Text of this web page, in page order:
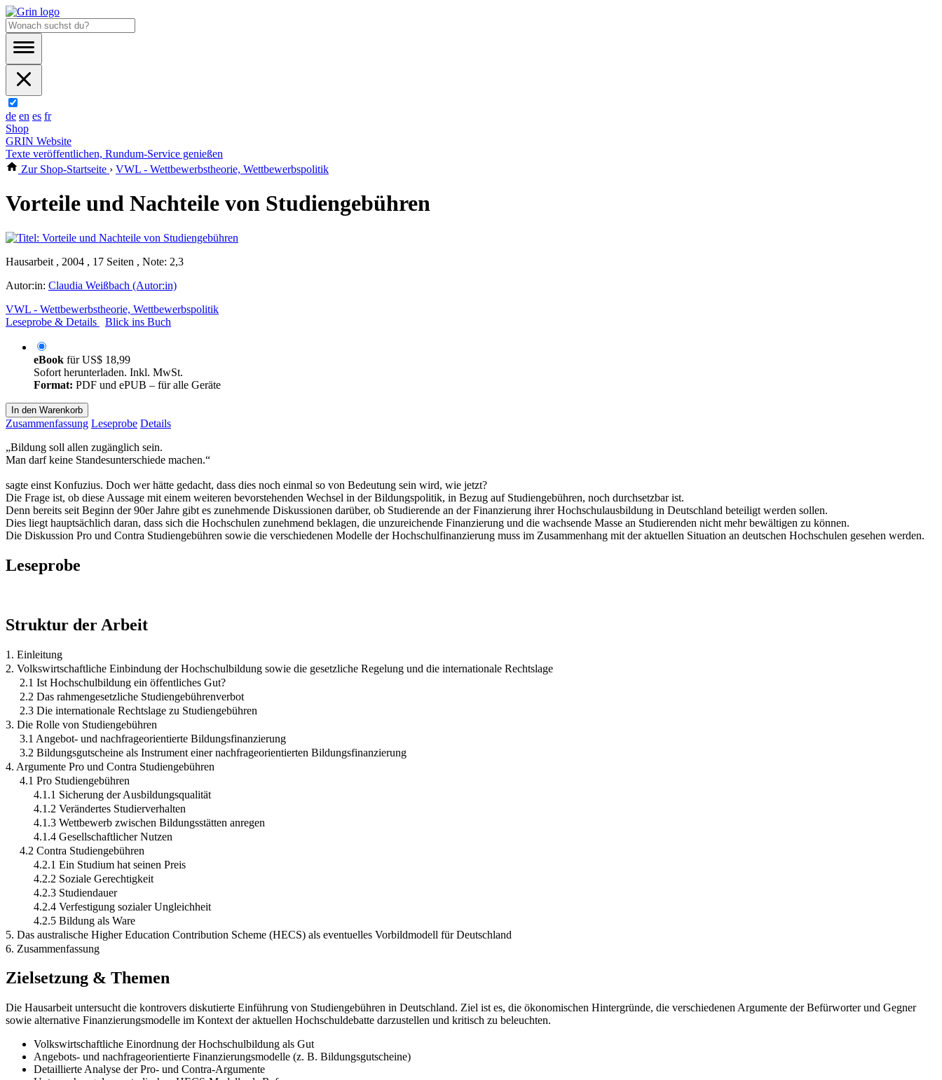
de en es fr
Shop
GRIN Website
Texte veröffentlichen, Rundum-Service genießen
Zur Shop-Startseite › VWL - Wettbewerbstheorie, Wettbewerbspolitik
Vorteile und Nachteile von Studiengebühren
Hausarbeit , 2004 , 17 Seiten , Note: 2,3
Autor:in: Claudia Weißbach (Autor:in)
VWL - Wettbewerbstheorie, Wettbewerbspolitik
Leseprobe & Details
Blick ins Buch
eBook fürUS$ 18,99
Sofort herunterladen. Inkl. MwSt.
Format: PDF und ePUB – für alle Geräte
In den Warenkorb
Zusammenfassung Leseprobe Details
„Bildung soll allen zugänglich sein.
Man darf keine Standesunterschiede machen.“
sagte einst Konfuzius. Doch wer hätte gedacht, dass dies noch einmal so von Bedeutung sein wird, wie jetzt?
Die Frage ist, ob diese Aussage mit einem weiteren bevorstehenden Wechsel in der Bildungspolitik, in Bezug auf Studiengebühren, noch durchsetzbar ist.
Denn bereits seit Beginn der 90er Jahre gibt es zunehmende Diskussionen darüber, ob Studierende an der Finanzierung ihrer Hochschulausbildung in Deutschland beteiligt werden sollen.
Dies liegt hauptsächlich daran, dass sich die Hochschulen zunehmend beklagen, die unzureichende Finanzierung und die wachsende Masse an Studierenden nicht mehr bewältigen zu können.
Die Diskussion Pro und Contra Studiengebühren sowie die verschiedenen Modelle der Hochschulfinanzierung muss im Zusammenhang mit der aktuellen Situation an deutschen Hochschulen gesehen werden.
Leseprobe
Struktur der Arbeit
1. Einleitung
2. Volkswirtschaftliche Einbindung der Hochschulbildung sowie die gesetzliche Regelung und die internationale Rechtslage
2.1 Ist Hochschulbildung ein öffentliches Gut?
2.2 Das rahmengesetzliche Studiengebührenverbot
2.3 Die internationale Rechtslage zu Studiengebühren
3. Die Rolle von Studiengebühren
3.1 Angebot- und nachfrageorientierte Bildungsfinanzierung
3.2 Bildungsgutscheine als Instrument einer nachfrageorientierten Bildungsfinanzierung
4. Argumente Pro und Contra Studiengebühren
4.1 Pro Studiengebühren
4.1.1 Sicherung der Ausbildungsqualität
4.1.2 Verändertes Studierverhalten
4.1.3 Wettbewerb zwischen Bildungsstätten anregen
4.1.4 Gesellschaftlicher Nutzen
4.2 Contra Studiengebühren
4.2.1 Ein Studium hat seinen Preis
4.2.2 Soziale Gerechtigkeit
4.2.3 Studiendauer
4.2.4 Verfestigung sozialer Ungleichheit
4.2.5 Bildung als Ware
5. Das australische Higher Education Contribution Scheme (HECS) als eventuelles Vorbildmodell für Deutschland
6. Zusammenfassung
Zielsetzung & Themen
Die Hausarbeit untersucht die kontrovers diskutierte Einführung von Studiengebühren in Deutschland. Ziel ist es, die ökonomischen Hintergründe, die verschiedenen Argumente der Befürworter und Gegner
sowie alternative Finanzierungsmodelle im Kontext der aktuellen Hochschuldebatte darzustellen und kritisch zu beleuchten.
Volkswirtschaftliche Einordnung der Hochschulbildung als Gut
Angebots- und nachfrageorientierte Finanzierungsmodelle (z. B. Bildungsgutscheine)
Detaillierte Analyse der Pro- und Contra-Argumente